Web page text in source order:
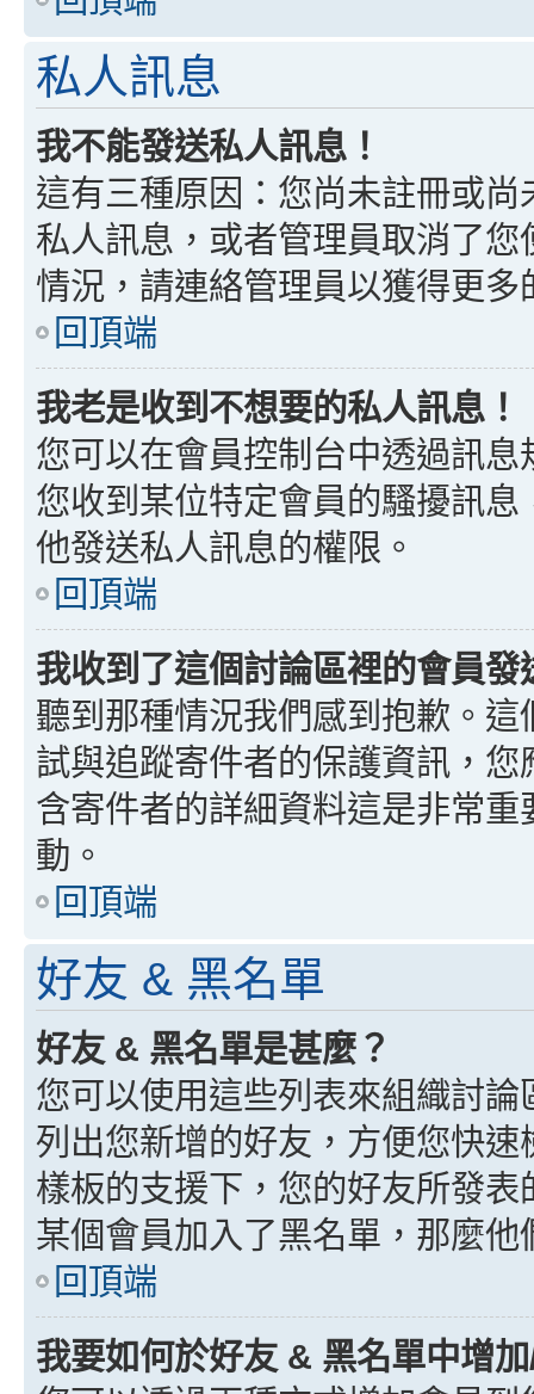
私人訊息
我不能發送私人訊息！
這有三種原因：您尚未註冊或
私人訊息，或者管理員取消了
情況，請連絡管理員以獲得更多
回頂端
我老是收到不想要的私人訊息！
您可以在會員控制台中透過訊
您收到某位特定會員的騷擾訊
他發送私人訊息的權限。
回頂端
我收到了這個討論區裡的會員
聽到那種情況我們感到抱歉。
試與追蹤寄件者的保護資訊，
含寄件者的詳細資料這是非常
動。
回頂端
好友 & 黑名單
好友 & 黑名單是甚麼？
您可以使用這些列表來組織討
列出您新增的好友，方便您快
樣板的支援下，您的好友所發
某個會員加入了黑名單，那麼
回頂端
我要如何於好友 & 黑名單中增